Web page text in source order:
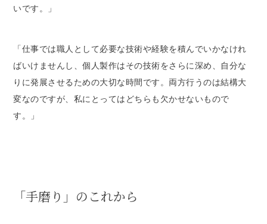
いです。」
「仕事では職人として必要な技術や経験を積んでいかなけれ
ばいけませんし、個人製作はその技術をさらに深め、自分な
りに発展させるための大切な時間です。両方行うのは結構大
変なのですが、私にとってはどちらも欠かせないもので
す。」
「手磨り」のこれから